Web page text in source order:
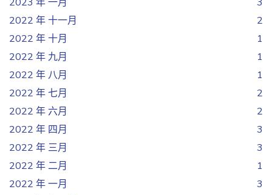
2022 年 十一月
2
2022 年 十月
1
2022 年 九月
1
2022 年 八月
1
2022 年 七月
2
2022 年 六月
2
2022 年 四月
3
2022 年 三月
3
2022 年 二月
1
2022 年 一月
3